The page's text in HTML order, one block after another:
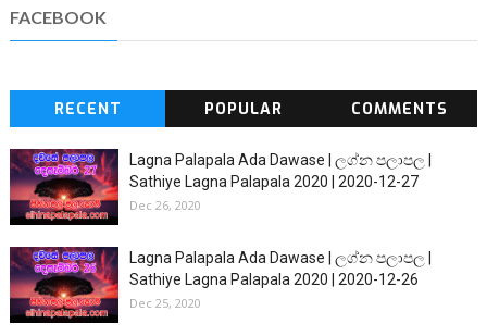
FACEBOOK
RECENT POPULAR COMMENTS
Lagna Palapala Ada Dawase | ලග්න පලාපල |
Sathiye Lagna Palapala 2020 | 2020-12-27
Dec 26, 2020
Lagna Palapala Ada Dawase | ලග්න පලාපල |
Sathiye Lagna Palapala 2020 | 2020-12-26
Dec 25, 2020